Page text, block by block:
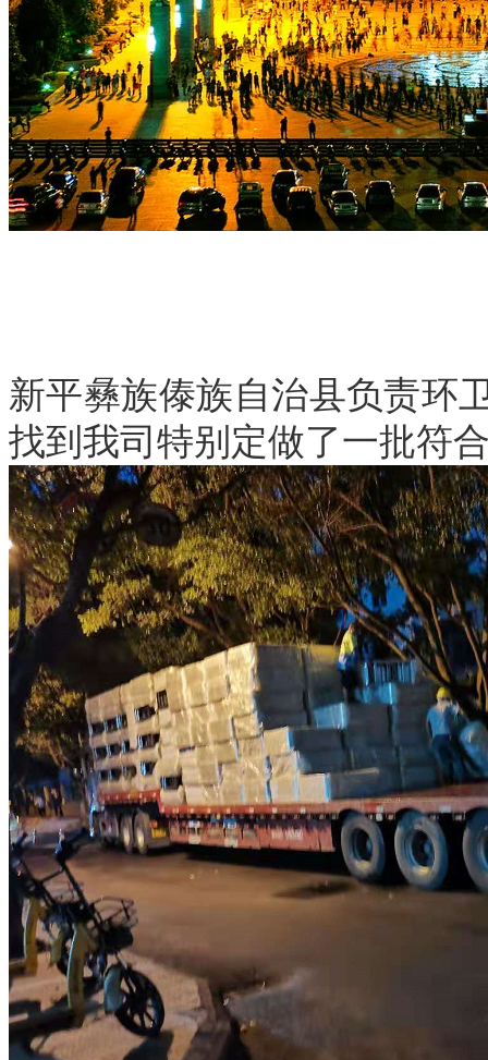
新平彝族傣族自治县负责环
找到我司特别定做了一批符